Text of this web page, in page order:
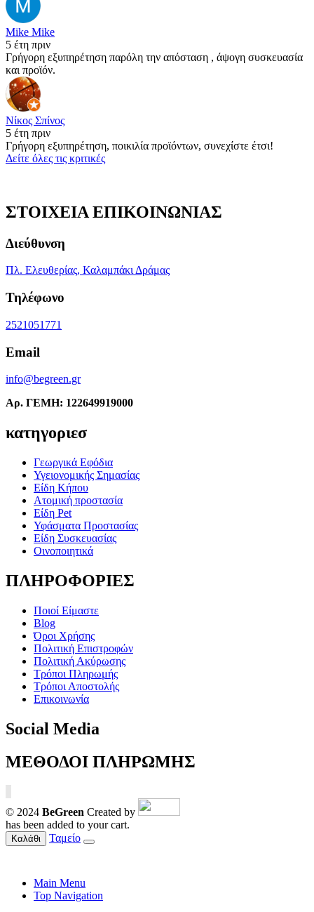
Mike Mike
5 έτη πριν
Γρήγορη εξυπηρέτηση παρόλη την απόσταση , άψογη συσκευασία
και προϊόν.
Νίκος Σπίνος
5 έτη πριν
Γρήγορη εξυπηρέτηση, ποικιλία προϊόντων, συνεχίστε έτσι!
Δείτε όλες τις κριτικές
ΣΤΟΙΧΕΙΑ ΕΠΙΚΟΙΝΩΝΙΑΣ
Διεύθυνση
Πλ. Ελευθερίας, Καλαμπάκι Δράμας
Τηλέφωνο
2521051771
Email
info@begreen.gr
Αρ. ΓΕΜΗ: 122649919000
κατηγοριεσ
Γεωργικά Εφόδια
Υγειονομικής Σημασίας
Είδη Κήπου
Ατομική προστασία
Είδη Pet
Υφάσματα Προστασίας
Είδη Συσκευασίας
Οινοποιητικά
ΠΛΗΡΟΦΟΡΙΕΣ
Ποιοί Είμαστε
Blog
Όροι Χρήσης
Πολιτική Επιστροφών
Πολιτική Ακύρωσης
Τρόποι Πληρωμής
Τρόποι Αποστολής
Επικοινωνία
Social Media
ΜΕΘΟΔΟΙ ΠΛΗΡΩΜΗΣ
© 2024 BeGreen Created by
has been added to your cart.
Καλάθι Ταμείο
Main Menu
Top Navigation